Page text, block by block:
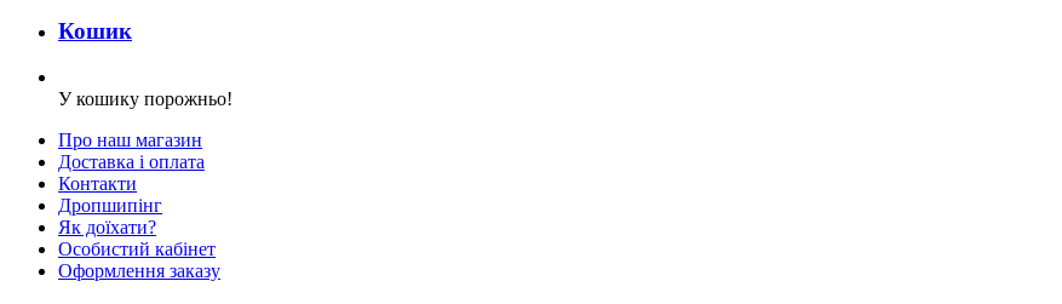
Кошик
У кошику порожньо!
Про наш магазин
Доставка і оплата
Контакти
Дропшипінг
Як доїхати?
Особистий кабінет
Оформлення заказу